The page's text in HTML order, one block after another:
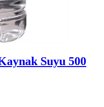
Suyu 500